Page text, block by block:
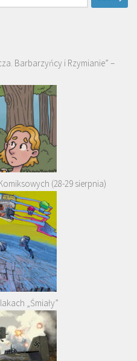
Barbarzyńcy i Rzymianie” –
(28-29 sierpnia)
„Śmiały”